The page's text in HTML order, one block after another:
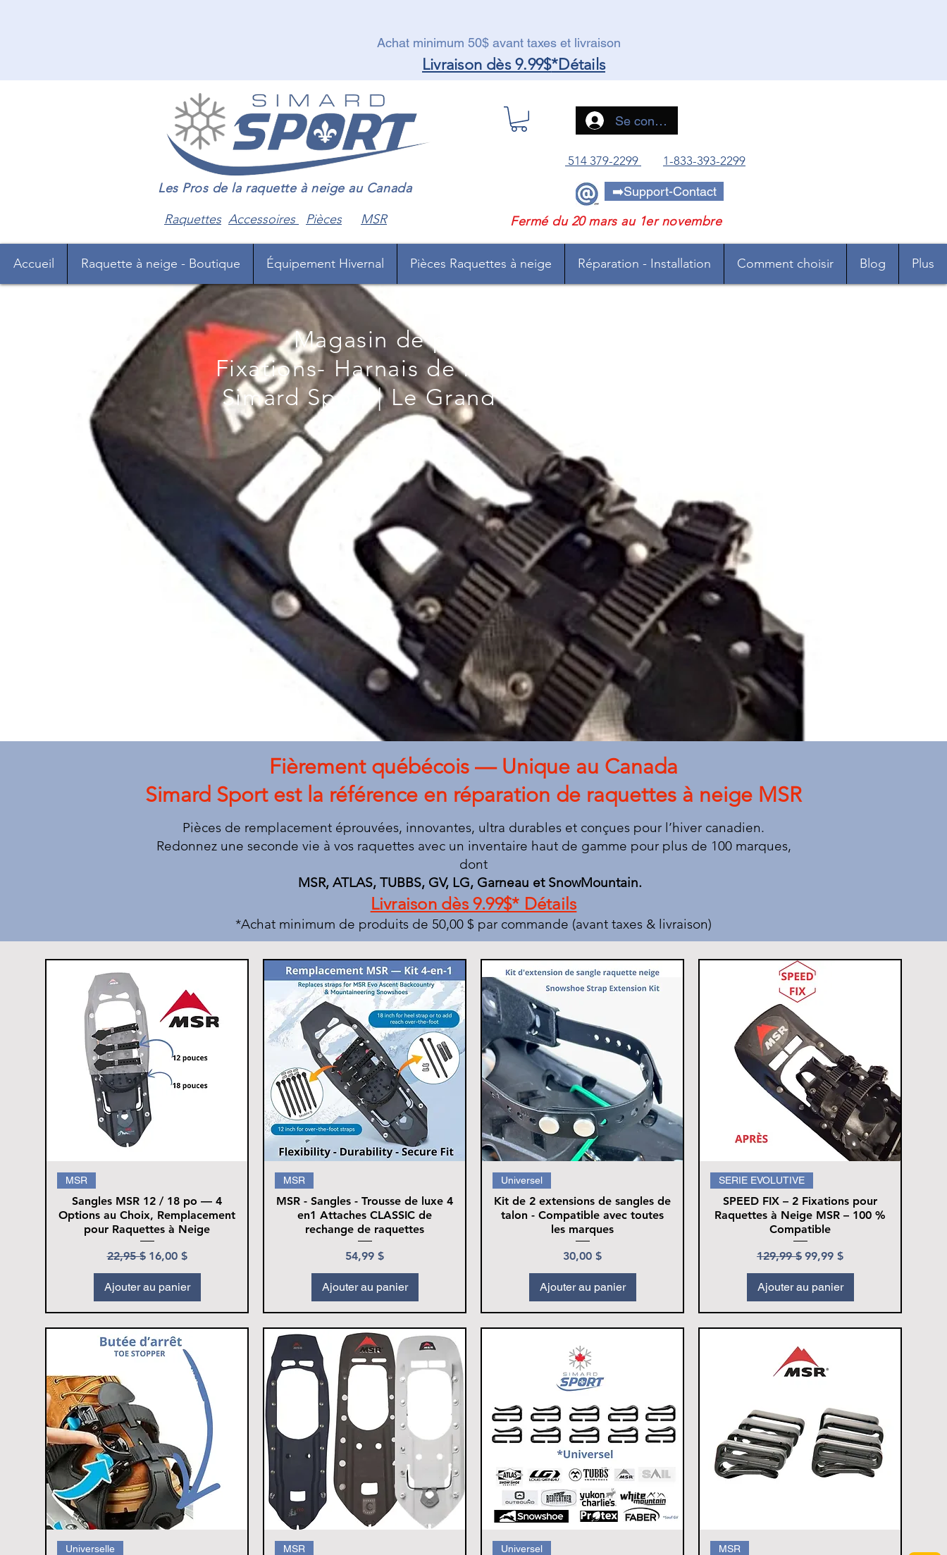
Achat minimum 50$ avant taxes et livraison
Livraison dès 9.99$*Détails
Les Pros de la raquette à neige au Canada
Raquettes Accessoires Pièces MSR
Se connecter
514 379-2299 1-833-393-2299
➡️Support-Contact
Fermé du 20 mars au 1er novembre
Accueil Raquette à neige - Boutique Équipement Hivernal Pièces Raquettes à neige Réparation - Installation Comment choisir Blog Plus
Magasin de pièces de rechange
Fixations- Harnais de Raquettes à Neige MSR
Simard Sport | Le Grand Spécialiste Canadien
Fièrement québécois — Unique au Canada
Simard Sport est la référence en réparation de raquettes à neige MSR
Pièces de remplacement éprouvées, innovantes, ultra durables et conçues pour l’hiver canadien.
Redonnez une seconde vie à vos raquettes avec un inventaire haut de gamme pour plus de 100 marques,
dont
MSR, ATLAS, TUBBS, GV, LG, Garneau et SnowMountain.
Livraison dès 9.99$* Détails
*Achat minimum de produits de 50,00 $ par commande (avant taxes & livraison)
MSR
Sangles MSR 12 / 18 po — 4
Options au Choix, Remplacement
pour Raquettes à Neige
Prix original
22,95 $ Prix promotionnel
16,00 $
Ajouter au panier
MSR
MSR - Sangles - Trousse de luxe 4
en1 Attaches CLASSIC de
rechange de raquettes
Prix
54,99 $
Ajouter au panier
Universel
Kit de 2 extensions de sangles de
talon - Compatible avec toutes
les marques
Prix
30,00 $
Ajouter au panier
SERIE EVOLUTIVE
SPEED FIX – 2 Fixations pour
Raquettes à Neige MSR – 100 %
Compatible
Prix original
129,99 $ Prix promotionnel
99,99 $
Ajouter au panier
Universelle MSR Universel MSR